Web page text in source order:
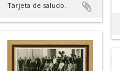
Tarjeta de saludo.